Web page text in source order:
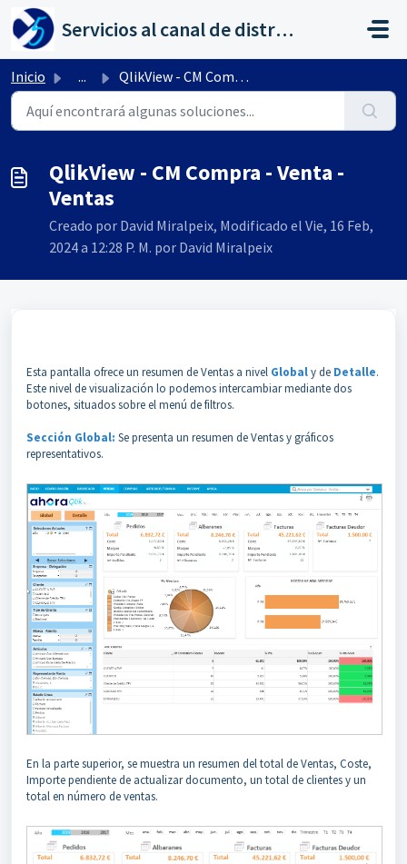
Saltar al contenido principal
Servicios al canal de distribución de AHORA
Inicio ... QlikView - CM Compra - Venta - Ventas
QlikView - CM Compra - Venta -
Ventas
Creado por David Miralpeix, Modificado el Vie, 16 Feb,
2024 a 12:28 P. M. por David Miralpeix
Esta pantalla ofrece un resumen de Ventas a nivel Globaly de Detalle.
Este nivel de visualización lo podemos intercambiar mediante dos
botones, situados sobre el menú de filtros.
Sección Global: Se presenta un resumen de Ventas y gráficos
representativos.
En la parte superior, se muestra un resumen del total de Ventas, Coste,
Importe pendiente de actualizar documento, un total de clientes y un
total en número de ventas.